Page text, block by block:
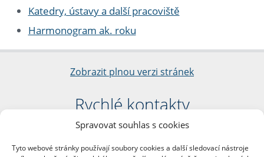
Spravovat souhlas s cookies
Tyto webové stránky používají soubory cookies a další sledovací nástroje
Katedry, ústavy a další pracoviště
Harmonogram ak. roku
Zobrazit plnou verzi stránek
Rychlé kontakty
Filozofická fakulta
nám. Jana Palacha 1/2